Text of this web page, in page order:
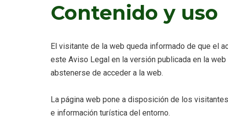
Contenido y uso
El visitante de la web queda informado de que el
este Aviso Legal en la versión publicada en la
abstenerse de acceder a la web.
La página web pone a disposición de los
e información turística del entorno.